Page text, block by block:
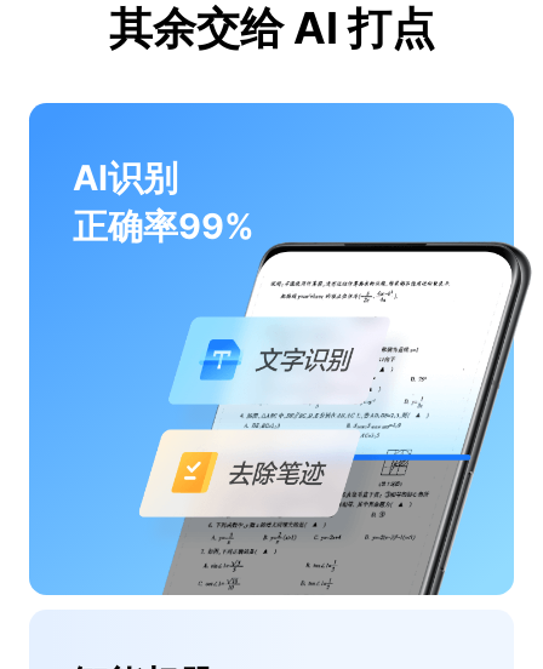
其余交给 AI 打点
AI识别
正确率99%